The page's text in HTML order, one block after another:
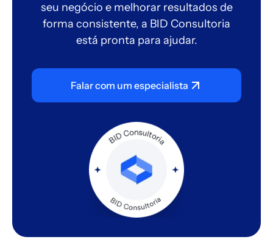
seu negócio e melhorar resultados de
forma consistente, a BID Consultoria
está pronta para ajudar.
Falar com um especialista